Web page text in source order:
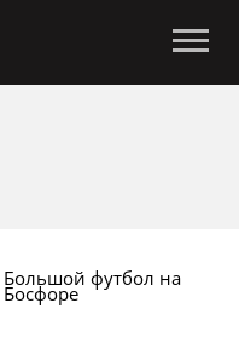
Большой футбол на
Босфоре